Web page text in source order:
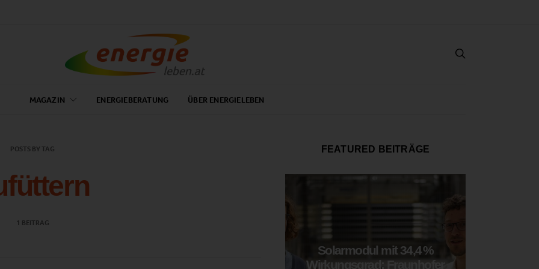
MAGAZIN ENERGIEBERATUNG ÜBER ENERGIELEBEN
POSTS BY TAG
1 BEITRAG
FEATURED BEITRÄGE
Solarmodul mit 34,4 %
Wirkungsgrad: Fraunhofer